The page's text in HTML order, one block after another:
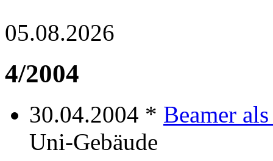
05.08.2026
4/2004
30.04.2004 * Beamer
Uni-Gebäude